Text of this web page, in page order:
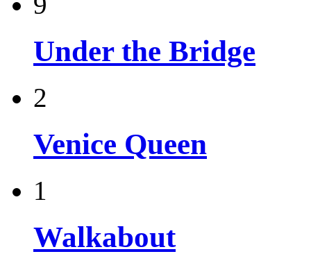
Under the Bridge
2
Venice Queen
1
Walkabout